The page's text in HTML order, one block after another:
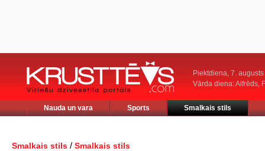
Piektdiena, 7. augusts
Vārda diena: Alfrēds,
Nauda un vara Sports Smalkais stils
Smalkais stils / Smalkais stils